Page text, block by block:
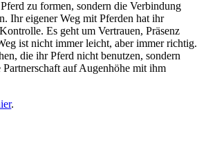
zu formen, sondern die Verbindung
Ihr eigener Weg mit Pferden hat ihr
Es geht um Vertrauen, Präsenz
ist nicht immer leicht, aber immer richtig.
die ihr Pferd nicht benutzen, sondern
auf Augenhöhe mit ihm
.